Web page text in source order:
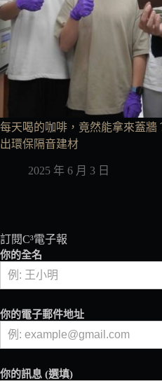
每天喝的咖啡，竟然能拿來蓋牆
出環保隔音建材
2025 年 6 月 3 日
訂閱C³電子報
你的全名
你的電子郵件地址
你的訊息 (選填)